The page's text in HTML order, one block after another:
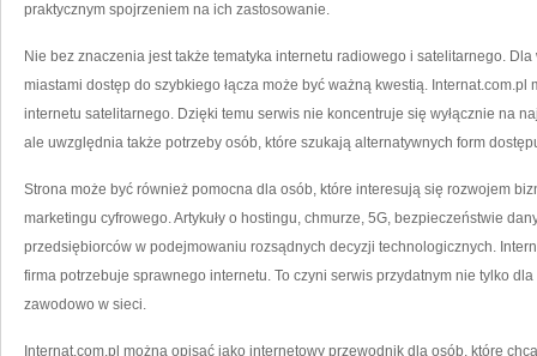
praktycznym spojrzeniem na ich zastosowanie.
Nie bez znaczenia jest także tematyka internetu radiowego i satelitarnego.
miastami dostęp do szybkiego łącza może być ważną kwestią.
internetu satelitarnego. Dzięki temu serwis nie koncentruje się wyłącznie na
ale uwzględnia także potrzeby osób, które szukają alternatywnych form
Strona może być również pomocna dla osób, które interesują się rozwojem
marketingu cyfrowego. Artykuły o hostingu, chmurze, 5G, bezpieczeństwie
przedsiębiorców w podejmowaniu rozsądnych decyzji technologicznych.
firma potrzebuje sprawnego internetu. To czyni serwis przydatnym nie tylko
zawodowo w sieci.
Internat.com.pl można opisać jako internetowy przewodnik dla osób, które